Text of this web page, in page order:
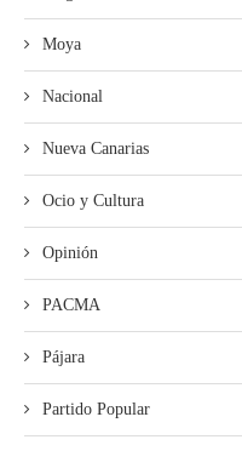
Moya
Nacional
Nueva Canarias
Ocio y Cultura
Opinión
PACMA
Pájara
Partido Popular